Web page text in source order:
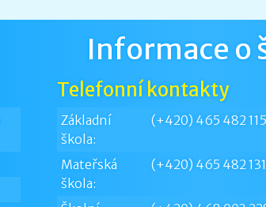
Informace o
Telefonní kontakty
Základní
škola:
(+420) 465 482 115
Mateřská
škola:
(+420) 465 482 131